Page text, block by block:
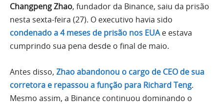
Changpeng Zhao, fundador da Binance, saiu da prisão
nesta sexta-feira (27). O executivo havia sido
condenado a 4 meses de prisão nos EUAe estava
cumprindo sua pena desde o final de maio.
Antes disso, Zhao abandonou o cargo de CEO de sua
corretora e repassou a função para Richard Teng.
Mesmo assim, a Binance continuou dominando o